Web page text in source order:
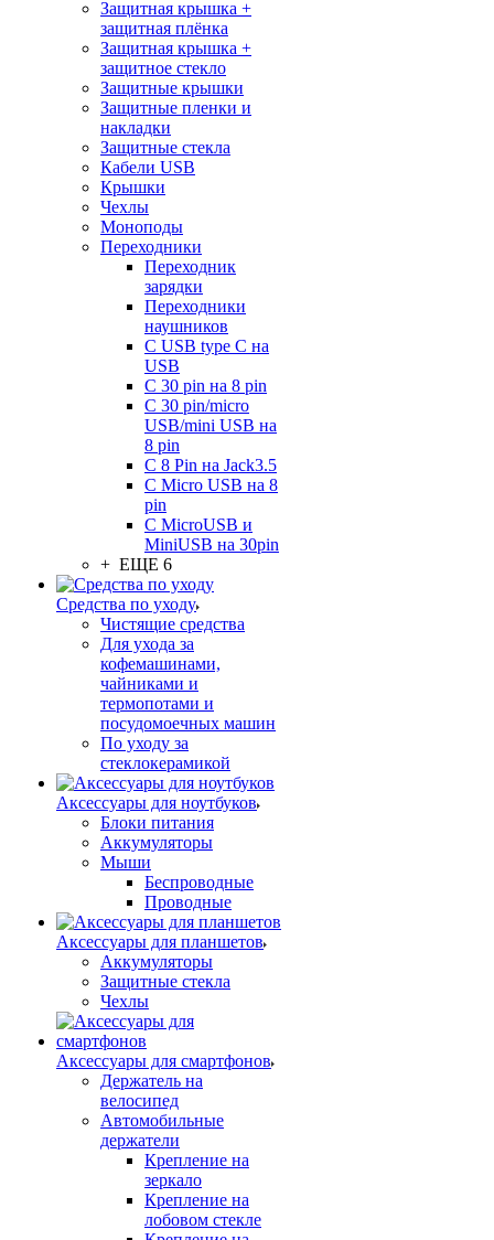
Защитная крышка +
защитная плёнка
Защитная крышка +
защитное стекло
Защитные крышки
Защитные пленки и
накладки
Защитные стекла
Кабели USB
Крышки
Чехлы
Моноподы
Переходники
Переходник
зарядки
Переходники
наушников
С USB type C на
USB
С 30 pin на 8 pin
С 30 pin/micro
USB/mini USB на
8 pin
С 8 Pin на Jack3.5
С Micro USB на 8
pin
С MicroUSB и
MiniUSB на 30pin
+ ЕЩЕ 6
Средства по уходу
Чистящие средства
Для ухода за
кофемашинами,
чайниками и
термопотами и
посудомоечных машин
По уходу за
стеклокерамикой
Аксессуары для ноутбуков
Блоки питания
Аккумуляторы
Мыши
Беспроводные
Проводные
Аксессуары для планшетов
Аккумуляторы
Защитные стекла
Чехлы
Аксессуары для смартфонов
Держатель на
велосипед
Автомобильные
держатели
Крепление на
зеркало
Крепление на
лобовом стекле